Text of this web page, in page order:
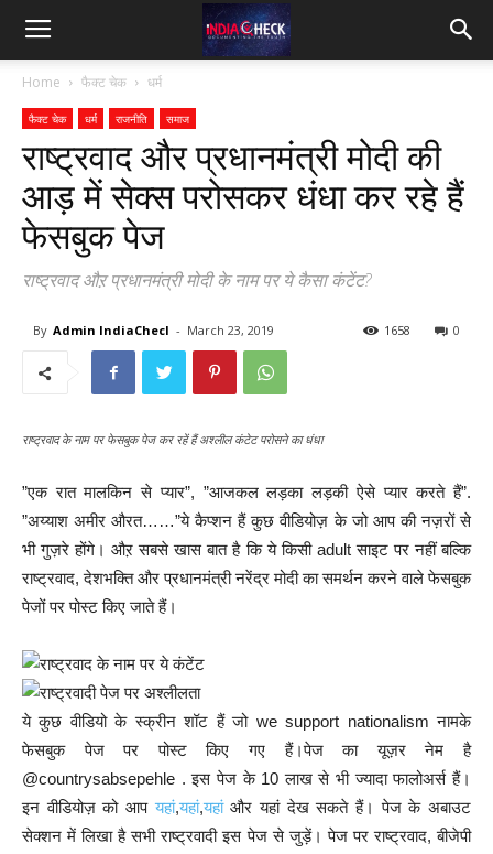
IndiaCheck
Home फैक्ट चेक धर्म
फैक्ट चेक धर्म राजनीति समाज
राष्ट्रवाद और प्रधानमंत्री मोदी की
आड़ में सेक्स परोसकर धंधा कर रहे हैं
फेसबुक पेज
राष्ट्रवाद औऱ प्रधानमंत्री मोदी के नाम पर ये कैसा कंटेंट?
By Admin IndiaChecl - March 23, 2019 0
1658
राष्ट्रवाद के नाम पर फेसबुक पेज कर रहें हैं अश्लील कंटेट परोसने का धंधा
”एक रात मालकिन से प्यार”, ”आजकल लड़का लड़की ऐसे प्यार करते हैं”.
”अय्याश अमीर औरत……”ये कैप्शन हैं कुछ वीडियोज़ के जो आप की नज़रों से
भी गुज़रे होंगे। औऱ सबसे खास बात है कि ये किसी adult साइट पर नहीं बल्कि
राष्ट्रवाद, देशभक्ति और प्रधानमंत्री नरेंद्र मोदी का समर्थन करने वाले फेसबुक
पेजों पर पोस्ट किए जाते हैं।
ये कुछ वीडियो के स्क्रीन शॉट हैं जो we support nationalism नामके
फेसबुक पेज पर पोस्ट किए गए हैं।पेज का यूज़र नेम है
@countrysabsepehle . इस पेज के 10 लाख से भी ज्यादा फालोअर्स हैं।
इन वीडियोज़ को आपयहां,यहां,यहांऔर यहां देख सकते हैं। पेज के अबाउट
सेक्शन में लिखा है सभी राष्ट्रवादी इस पेज से जुड़ें। पेज पर राष्ट्रवाद, बीजेपी